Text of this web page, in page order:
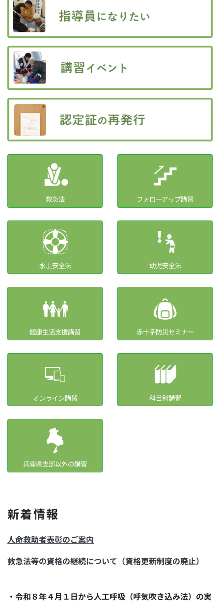
救急法 フォローアップ講習
水上安全法 幼児安全法
健康生活支援講習 赤十字防災セミナー
オンライン講習 科目別講習
兵庫県支部以外の講習
新着情報
人命救助者表彰のご案内
救急法等の資格の継続について（資格更新制度の廃止）
・令和８年４月１日から人工呼吸（呼気吹き込み法）の実